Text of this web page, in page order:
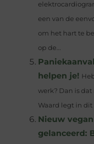
een van de
om het hart te
op de...
helpen je!
werk? Dan is
Waard legt in
Nieuw
gelanceerd: